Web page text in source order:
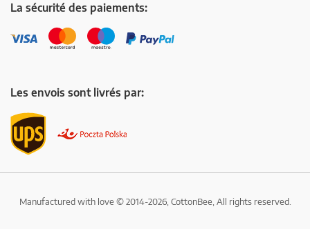
La sécurité des paiements:
Les envois sont livrés par:
Manufactured with love © 2014-2026, CottonBee, All rights reserved.